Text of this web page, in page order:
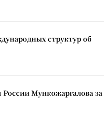
структур об
Мункожаргалова за